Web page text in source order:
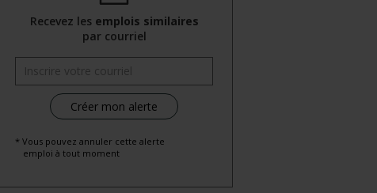
Recevez les emplois similaires
par courriel
* Vous pouvez annuler cette alerte
emploi à tout moment